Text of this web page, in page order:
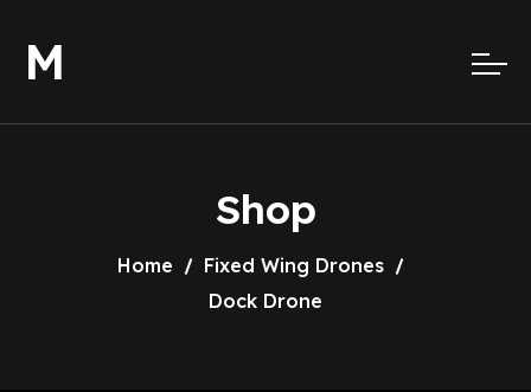
M
Shop
Home
Fixed Wing Drones
Dock Drone